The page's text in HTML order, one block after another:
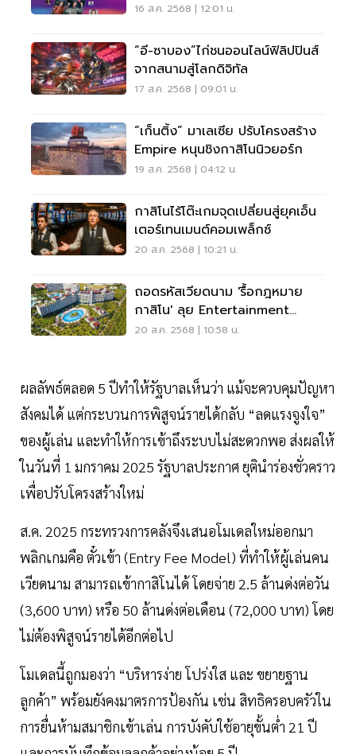
16 ส.ค. 2568 | 12:01 น.
“อี-ซาบอง”ไก่ชนออนไลน์ฟิลิปปินส์
จากสนามสู่โลกดิจิทัล
17 ส.ค. 2568 | 09:01 น.
“เก็นติ้ง” มาเลเซีย ปรับโครงสร้าง
Empire หนุนชิงกาสิโนนิวยอร์ก
19 ส.ค. 2568 | 04:12 น.
กาสิโนไร้โต๊ะเกมจุดเปลี่ยนสู่ยุคเอ็น
เตอร์เทนเมนต์คอมเพล็กซ์
20 ส.ค. 2568 | 10:21 น.
ถอดรหัสเวียดนาม 'รื้อกฎหมาย
กาสิโน' ลุย Entertainment
Complex ระดับโลก
20 ส.ค. 2568 | 10:58 น.
ผลลัพธ์ตลอด 5 ปีทำให้รัฐบาลเห็นว่า แม้จะควบคุมปัญหา
สังคมได้ แต่กระบวนการพิสูจน์รายได้กลับ “ลดแรงจูงใจ”
ของผู้เล่น และทำให้การเข้าถึงระบบไม่สะดวกพอ ส่งผลให้
ในวันที่ 1 มกราคม 2025 รัฐบาลประกาศ ยุตินำร่องชั่วคราว
เพื่อปรับโครงสร้างใหม่
ส.ค. 2025 กระทรวงการคลังจึงเสนอโมเดลใหม่ออกมา
พลิกเกมคือ ตั๋วเข้า (Entry Fee Model) ที่ทำให้ผู้เล่นคน
เวียดนาม สามารถเข้ากาสิโนได้ โดยจ่าย 2.5 ล้านด่งต่อวัน
(3,600 บาท) หรือ 50 ล้านด่งต่อเดือน (72,000 บาท) โดย
ไม่ต้องพิสูจน์รายได้อีกต่อไป
โมเดลนี้ถูกมองว่า “บริหารง่าย โปร่งใส และ ขยายฐาน
ลูกค้า” พร้อมยังคงมาตรการป้องกัน เช่น สิทธิครอบครัวใน
การยื่นห้ามสมาชิกเข้าเล่น การบังคับใช้อายุขั้นต่ำ 21 ปี